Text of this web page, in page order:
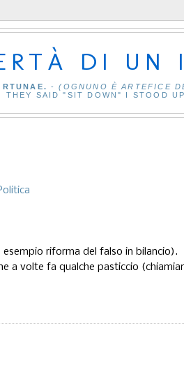
DI UN
-(OGNUNO È ARTEFICE
THEY SAID "SIT DOWN" I STOOD UP
riforma del falso in bilancio).
a volte fa qualche pasticcio